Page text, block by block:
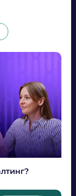
30:38
10